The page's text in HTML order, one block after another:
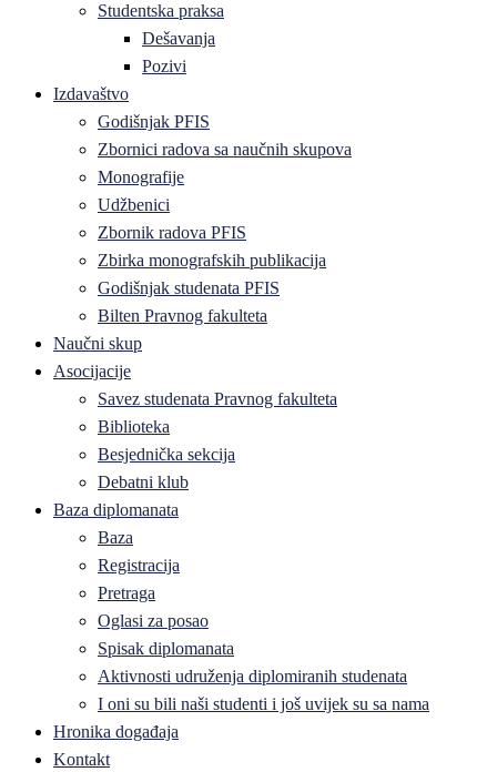
Studentska praksa
Dešavanja
Pozivi
Izdavaštvo
Godišnjak PFIS
Zbornici radova sa naučnih skupova
Monografije
Udžbenici
Zbornik radova PFIS
Zbirka monografskih publikacija
Godišnjak studenata PFIS
Bilten Pravnog fakulteta
Naučni skup
Asocijacije
Savez studenata Pravnog fakulteta
Biblioteka
Besjednička sekcija
Debatni klub
Baza diplomanata
Baza
Registracija
Pretraga
Oglasi za posao
Spisak diplomanata
Aktivnosti udruženja diplomiranih studenata
I oni su bili naši studenti i još uvijek su sa nama
Hronika događaja
Kontakt